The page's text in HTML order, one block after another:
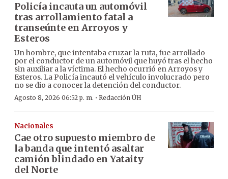
Policía incauta un automóvil
tras arrollamiento fatal a
transeúnte en Arroyos y
Esteros
Un hombre, que intentaba cruzar la ruta, fue arrollado
por el conductor de un automóvil que huyó tras el hecho
sin auxiliar a la víctima. El hecho ocurrió en Arroyos y
Esteros. La Policía incautó el vehículo involucrado pero
no se dio a conocer la detención del conductor.
Agosto 8, 2026 06:52 p. m. · Redacción ÚH
Nacionales
Cae otro supuesto miembro de
la banda que intentó asaltar
camión blindado en Yataity
del Norte